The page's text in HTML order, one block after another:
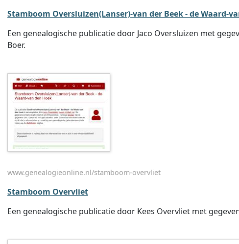
Stamboom Oversluizen(Lanser)-van der Beek - de Waard-
Een genealogische publicatie door Jaco Oversluizen met
Boer.
www.genealogieonline.nl/stamboom-overvliet
Stamboom Overvliet
Een genealogische publicatie door Kees Overvliet met